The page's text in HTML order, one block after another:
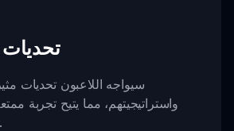
سيواجه اللاعبون تحديات
واستراتيجيتهم، مما يتيح تجربة
لمزيد من اللعب.